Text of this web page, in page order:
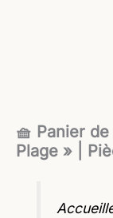
🧺 Panier
Plage » |